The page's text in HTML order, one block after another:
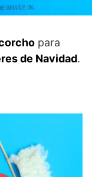
para
de Navidad.